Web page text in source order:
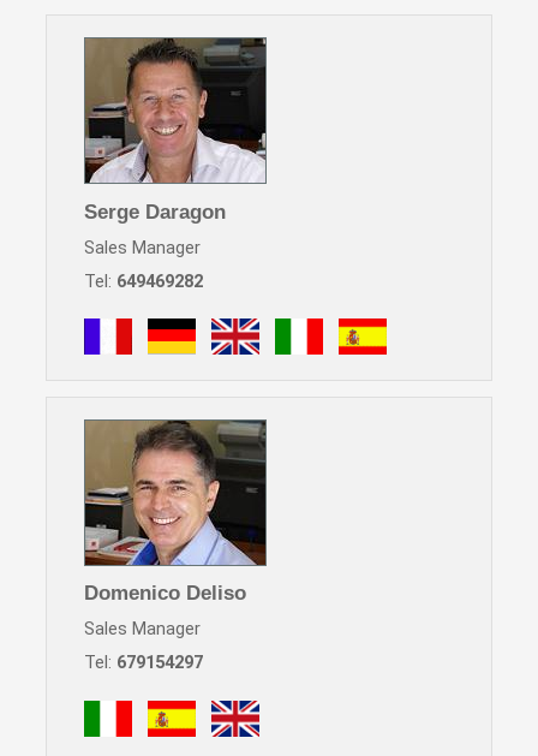
Serge Daragon
Sales Manager
Tel: 649469282
Domenico Deliso
Sales Manager
Tel: 679154297